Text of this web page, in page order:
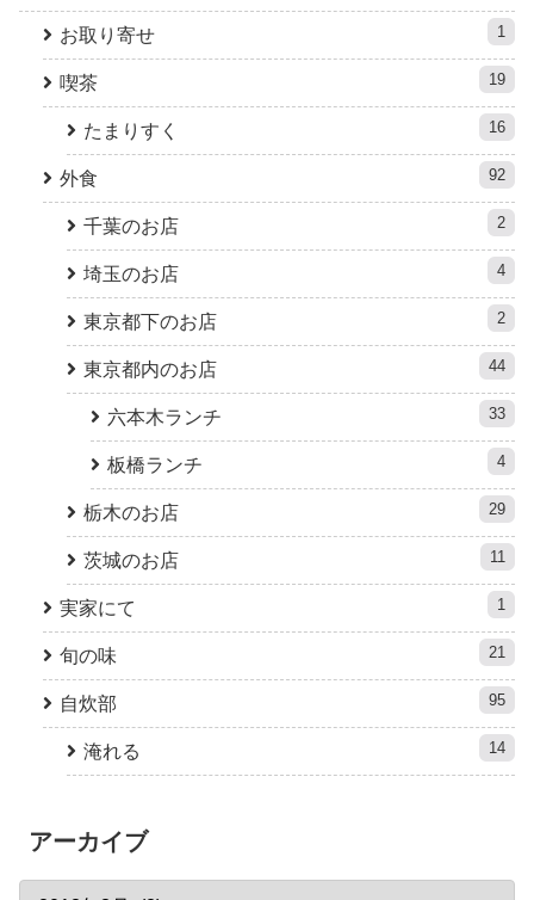
お取り寄せ 1
喫茶 19
たまりすく 16
外食 92
千葉のお店 2
埼玉のお店 4
東京都下のお店 2
東京都内のお店 44
六本木ランチ 33
板橋ランチ 4
栃木のお店 29
茨城のお店 11
実家にて 1
旬の味 21
自炊部 95
淹れる 14
アーカイブ